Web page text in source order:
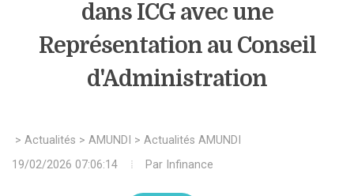
dans ICG avec une
Représentation au Conseil
d'Administration
> Actualités > AMUNDI > Actualités AMUNDI
19/02/2026 07:06:14
Par Infinance